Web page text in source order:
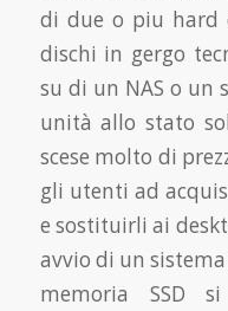
di due o piu hard
dischi in gergo
su di un NAS o un
unità allo stato
scese molto di
gli utenti ad
e sostituirli ai
avvio di un
memoria SSD